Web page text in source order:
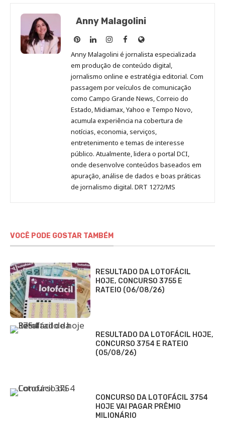
Anny Malagolini
Anny
Malagolini
no
Pinterest
Anny
Malagolini
no
LinkedIn
Anny
Malagolini
no
Instagram
Anny
Malagolini
no
Facebook
Site
de
Anny
Malagolini
Anny Malagolini é jornalista especializada
em produção de conteúdo digital,
jornalismo online e estratégia editorial. Com
passagem por veículos de comunicação
como Campo Grande News, Correio do
Estado, Midiamax, Yahoo e Tempo Novo,
acumula experiência na cobertura de
notícias, economia, serviços,
entretenimento e temas de interesse
público. Atualmente, lidera o portal DCI,
onde desenvolve conteúdos baseados em
apuração, análise de dados e boas práticas
de jornalismo digital. DRT 1272/MS
VOCÊ PODE GOSTAR TAMBÉM
RESULTADO DA LOTOFÁCIL
HOJE, CONCURSO 3755 E
RATEIO (06/08/26)
RESULTADO DA LOTOFÁCIL HOJE,
CONCURSO 3754 E RATEIO
(05/08/26)
CONCURSO DA LOTOFÁCIL 3754
HOJE VAI PAGAR PRÊMIO
MILIONÁRIO